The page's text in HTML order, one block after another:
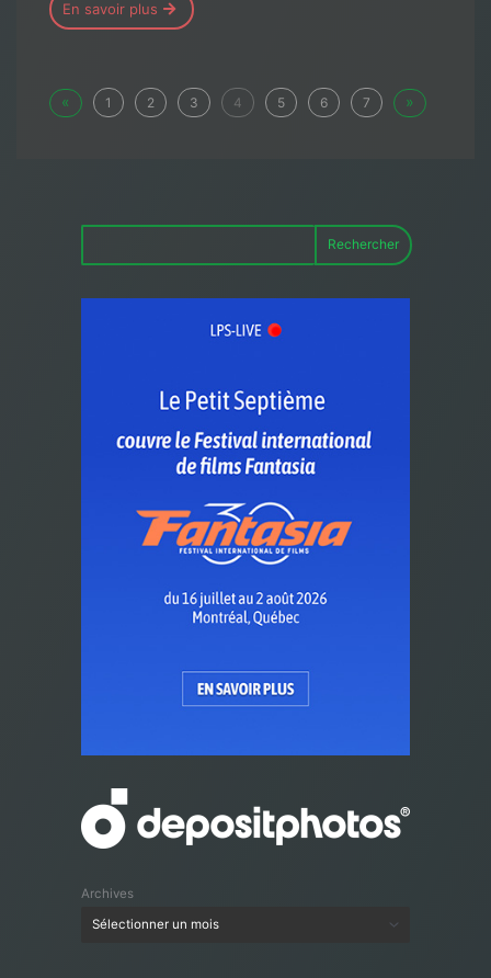
En savoir plus
« 1 2 3 4 5 6 7 »
Rechercher
Archives